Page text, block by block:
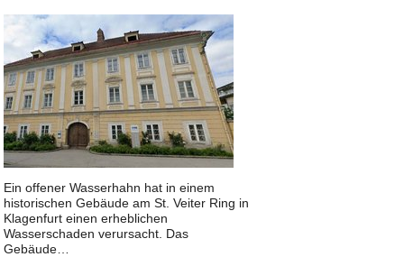
Ein offener Wasserhahn hat in einem
historischen Gebäude am St. Veiter Ring in
Klagenfurt einen erheblichen
Wasserschaden verursacht. Das
Gebäude…